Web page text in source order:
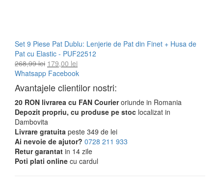
Set 9 Piese Pat Dublu: Lenjerie de Pat din Finet + Husa de
Pat cu Elastic - PUF22512
268,99lei Prețul
inițial
fost:
268,99 lei.
179,00 leiPrețul
curent
179,00 lei.
Whatsapp Facebook
Avantajele clientilor nostri:
20 RON livrarea cu FAN Courieroriunde in Romania
Depozit propriu, cu produse pe stoc localizat in
Dambovita
Livrare gratuita peste 349 de lei
Ai nevoie de ajutor? 0728 211 933
Retur garantat in 14 zile
Poti plati online cu cardul